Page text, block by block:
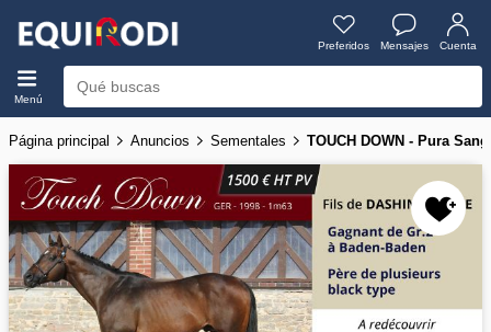
Preferidos Mensajes Cuenta
Menú
Página principal Anuncios Sementales TOUCH DOWN - Pura